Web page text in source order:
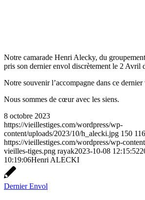
Notre camarade Henri Alecky, du
pris son dernier envol discrètement le 2 Avril
Notre souvenir l’accompagne dans ce dernier
Nous sommes de cœur avec les siens.
8 octobre 2023
https://vieillestiges.com/wordpress/wp-
content/uploads/2023/10/h_alecki.jpg 150 116
https://vieillestiges.com/wordpress/wp-
vieilles-tiges.png rayak2023-10-08 12:15:52
10:19:06Henri ALECKI
Dernier Envol